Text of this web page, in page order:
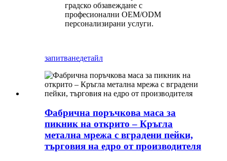
градско обзавеждане с
професионални OEM/ODM
персонализирани услуги.
запитванедетайл
Фабрична поръчкова маса за
пикник на открито – Кръгла
метална мрежа с вградени пейки,
търговия на едро от производителя